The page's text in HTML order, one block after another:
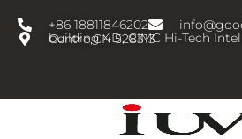
+86 18811846202
building 4D, CIMC Hi-Tech Intelligent Manufacturing Centre,CN 528313